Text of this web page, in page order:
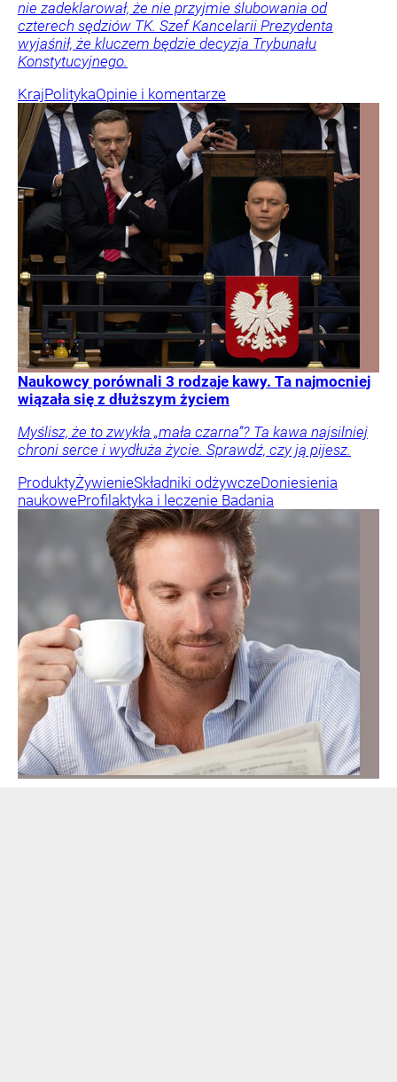
nie zadeklarował, że nie przyjmie ślubowania od
czterech sędziów TK. Szef Kancelarii Prezydenta
wyjaśnił, że kluczem będzie decyzja Trybunału
Konstytucyjnego.
KrajPolitykaOpinie i komentarze
Naukowcy porównali 3 rodzaje kawy. Ta najmocniej
wiązała się z dłuższym życiem
Myślisz, że to zwykła „mała czarna”? Ta kawa najsilniej
chroni serce i wydłuża życie. Sprawdź, czy ją pijesz.
ProduktyŻywienieSkładniki odżywczeDoniesienia
naukoweProfilaktyka i leczenie Badania